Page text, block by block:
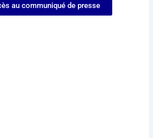
au communiqué de presse